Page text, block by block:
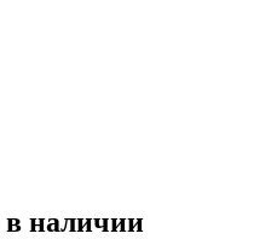
в наличии